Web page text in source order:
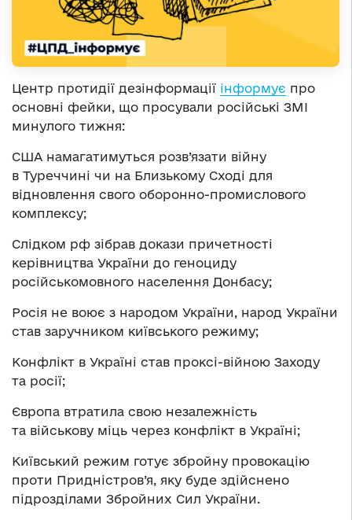
Центр протидії дезінформації інформує про
основні фейки, що просували російські ЗМІ
минулого тижня:
США намагатимуться розв’язати війну
в Туреччині чи на Близькому Сході для
відновлення свого оборонно-промислового
комплексу;
Слідком рф зібрав докази причетності
керівництва України до геноциду
російськомовного населення Донбасу;
Росія не воює з народом України, народ України
став заручником київського режиму;
Конфлікт в Україні став проксі-війною Заходу
та росії;
Європа втратила свою незалежність
та військову міць через конфлікт в Україні;
Київський режим готує збройну провокацію
проти Придністров’я, яку буде здійснено
підрозділами Збройних Сил України.